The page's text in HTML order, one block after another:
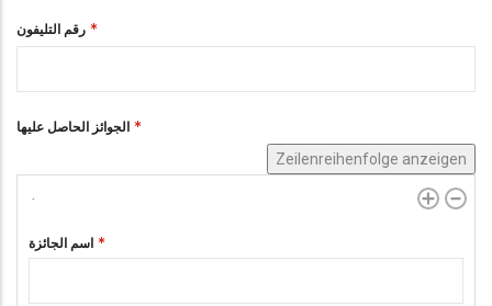
رقم التليفون
الجوائز الحاصل عليها
Zeilenreihenfolge anzeigen
اسم الجائزة